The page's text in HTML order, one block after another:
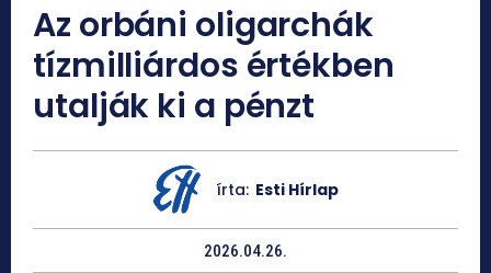
Az orbáni oligarchák
tízmilliárdos értékben
utalják ki a pénzt
írta: Esti Hírlap
2026.04.26.